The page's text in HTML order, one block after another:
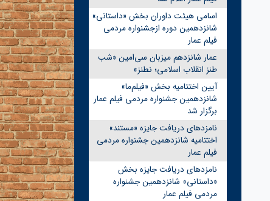
اسامی هیئت داوران بخش «داستانی»
شانزدهمین دوره ازجشنواره مردمی
فیلم عمار
عمار شانزدهم میزبان سی‌امین «شب
طنز انقلاب اسلامی؛ نطنز»
آیین اختتامیه بخش «فیلم‌ما»
شانزدهمین جشنواره مردمی فیلم عمار
برگزار شد
نامزدهای دریافت جایزه «مستند»
اختتامیه شانزدهمین جشنواره مردمی
فیلم عمار
نامزدهای دریافت جایزه بخش
«داستانی» شانزدهمین جشنواره
مردمی فیلم عمار